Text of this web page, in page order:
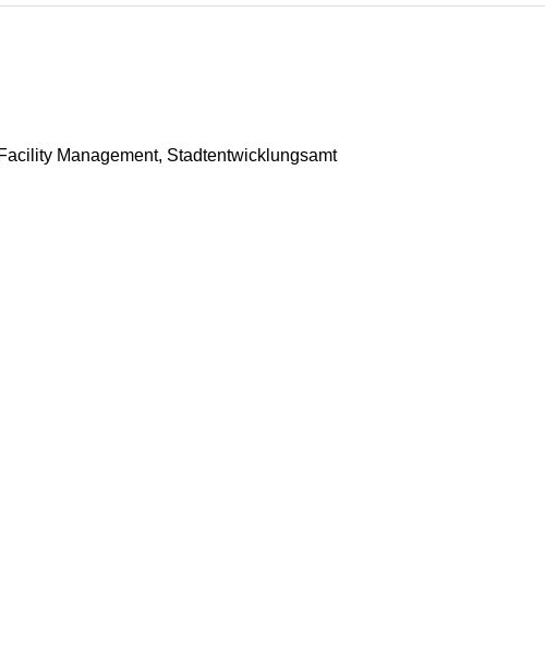
Management, Stadtentwicklungsamt